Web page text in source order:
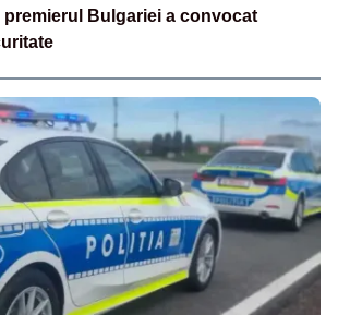
premierul Bulgariei a convocat